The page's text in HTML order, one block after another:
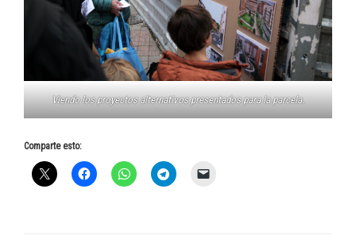
Viendo los proyectos alternativos presentados para la parcela.
Comparte esto: